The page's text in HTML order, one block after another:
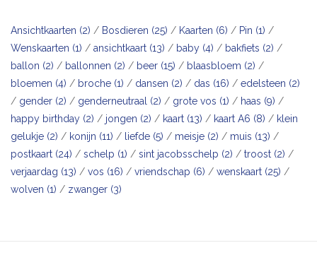
Ansichtkaarten (2) / Bosdieren (25) / Kaarten (6) / Pin (1) /
Wenskaarten (1) / ansichtkaart (13) / baby (4) / bakfiets (2) /
ballon (2) / ballonnen (2) / beer (15) / blaasbloem (2) /
bloemen (4) / broche (1) / dansen (2) / das (16) / edelsteen (2)
/ gender (2) / genderneutraal (2) / grote vos (1) / haas (9) /
happy birthday (2) / jongen (2) / kaart (13) / kaart A6 (8) / klein
gelukje (2) / konijn (11) / liefde (5) / meisje (2) / muis (13) /
postkaart (24) / schelp (1) / sint jacobsschelp (2) / troost (2) /
verjaardag (13) / vos (16) / vriendschap (6) / wenskaart (25) /
wolven (1) / zwanger (3)